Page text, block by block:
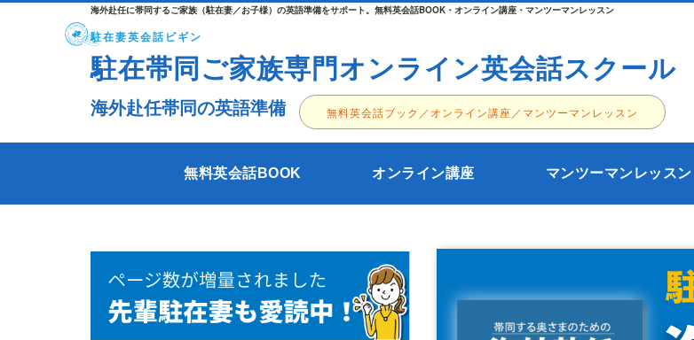
海外赴任に帯同するご家族（駐在妻／お子様）の英語準備をサポート。無料英会話BOOK・オンライン講座・マンツーマンレッスン
駐在妻英会話ビギン
駐在帯同ご家族専門オンライン英会話スクール
海外赴任帯同の英語準備 無料英会話ブック／オンライン講座／マンツーマンレッスン
無料英会話BOOK オンライン講座 マンツーマンレッスン